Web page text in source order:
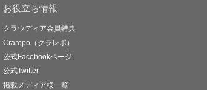
お役立ち情報
クラウディア会員特典
Crarepo（クラレポ）
公式Facebookページ
公式Twitter
掲載メディア様一覧